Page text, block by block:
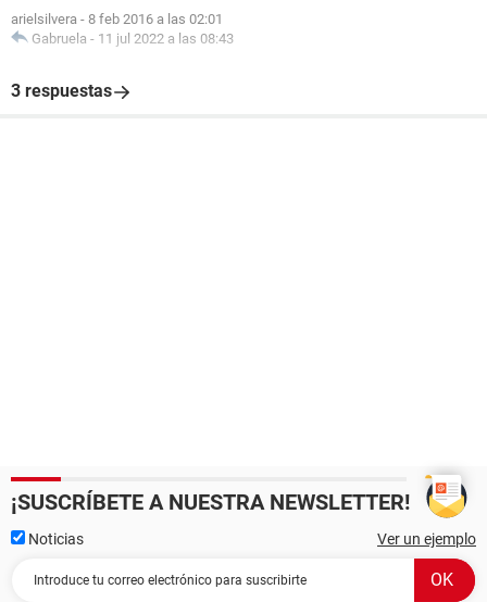
arielsilvera - 8 feb 2016 a las 02:01
Gabruela - 11 jul 2022 a las 08:43
3 respuestas
¡SUSCRÍBETE A NUESTRA NEWSLETTER!
Noticias Ver un ejemplo